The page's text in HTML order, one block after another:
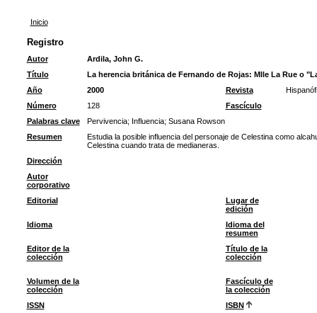
Inicio
Registro
Autor
Ardila, John G.
Título
La herencia británica de Fernando de Rojas: Mlle La Rue o
Año
2000 Revista
Número
128
Fascículo
Palabras clave
Pervivencia; Influencia; Susana Rowson
Resumen
Estudia la posible influencia del personaje de Celestina como
Celestina cuando trata de medianeras.
Dirección
Autor
corporativo
Editorial
Lugar de
edición
Idioma
Idioma del
resumen
Editor de la
colección
Título de la
colección
Volumen de la
colección
Fascículo de
la colección
ISSN
ISBN